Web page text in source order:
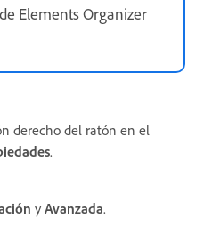
Elements Organizer
derecho del ratón en el
.
y Avanzada.